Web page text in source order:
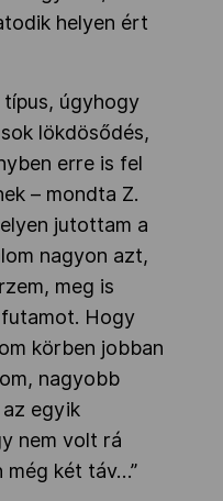
helyen ért
típus, úgyhogy
lökdösődés,
erre is fel
– mondta Z.
jutottam a
nagyon azt,
meg is
Hogy
körben jobban
nagyobb
egyik
nem volt rá
még két táv…”